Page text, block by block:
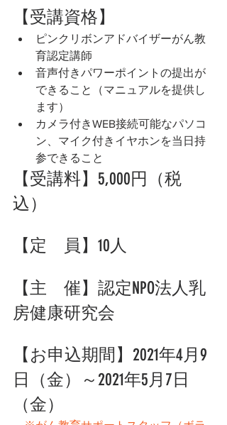
【受講資格】
ピンクリボンアドバイザーがん教
育認定講師
音声付きパワーポイントの提出が
できること（マニュアルを提供し
ます）
カメラ付きWEB接続可能なパソコ
ン、マイク付きイヤホンを当日持
参できること
【受講料】5,000円（税
込）
【定　員】10人
【主　催】認定NPO法人乳
房健康研究会
【お申込期間】2021年4月9
日（金）～2021年5月7日
（金）